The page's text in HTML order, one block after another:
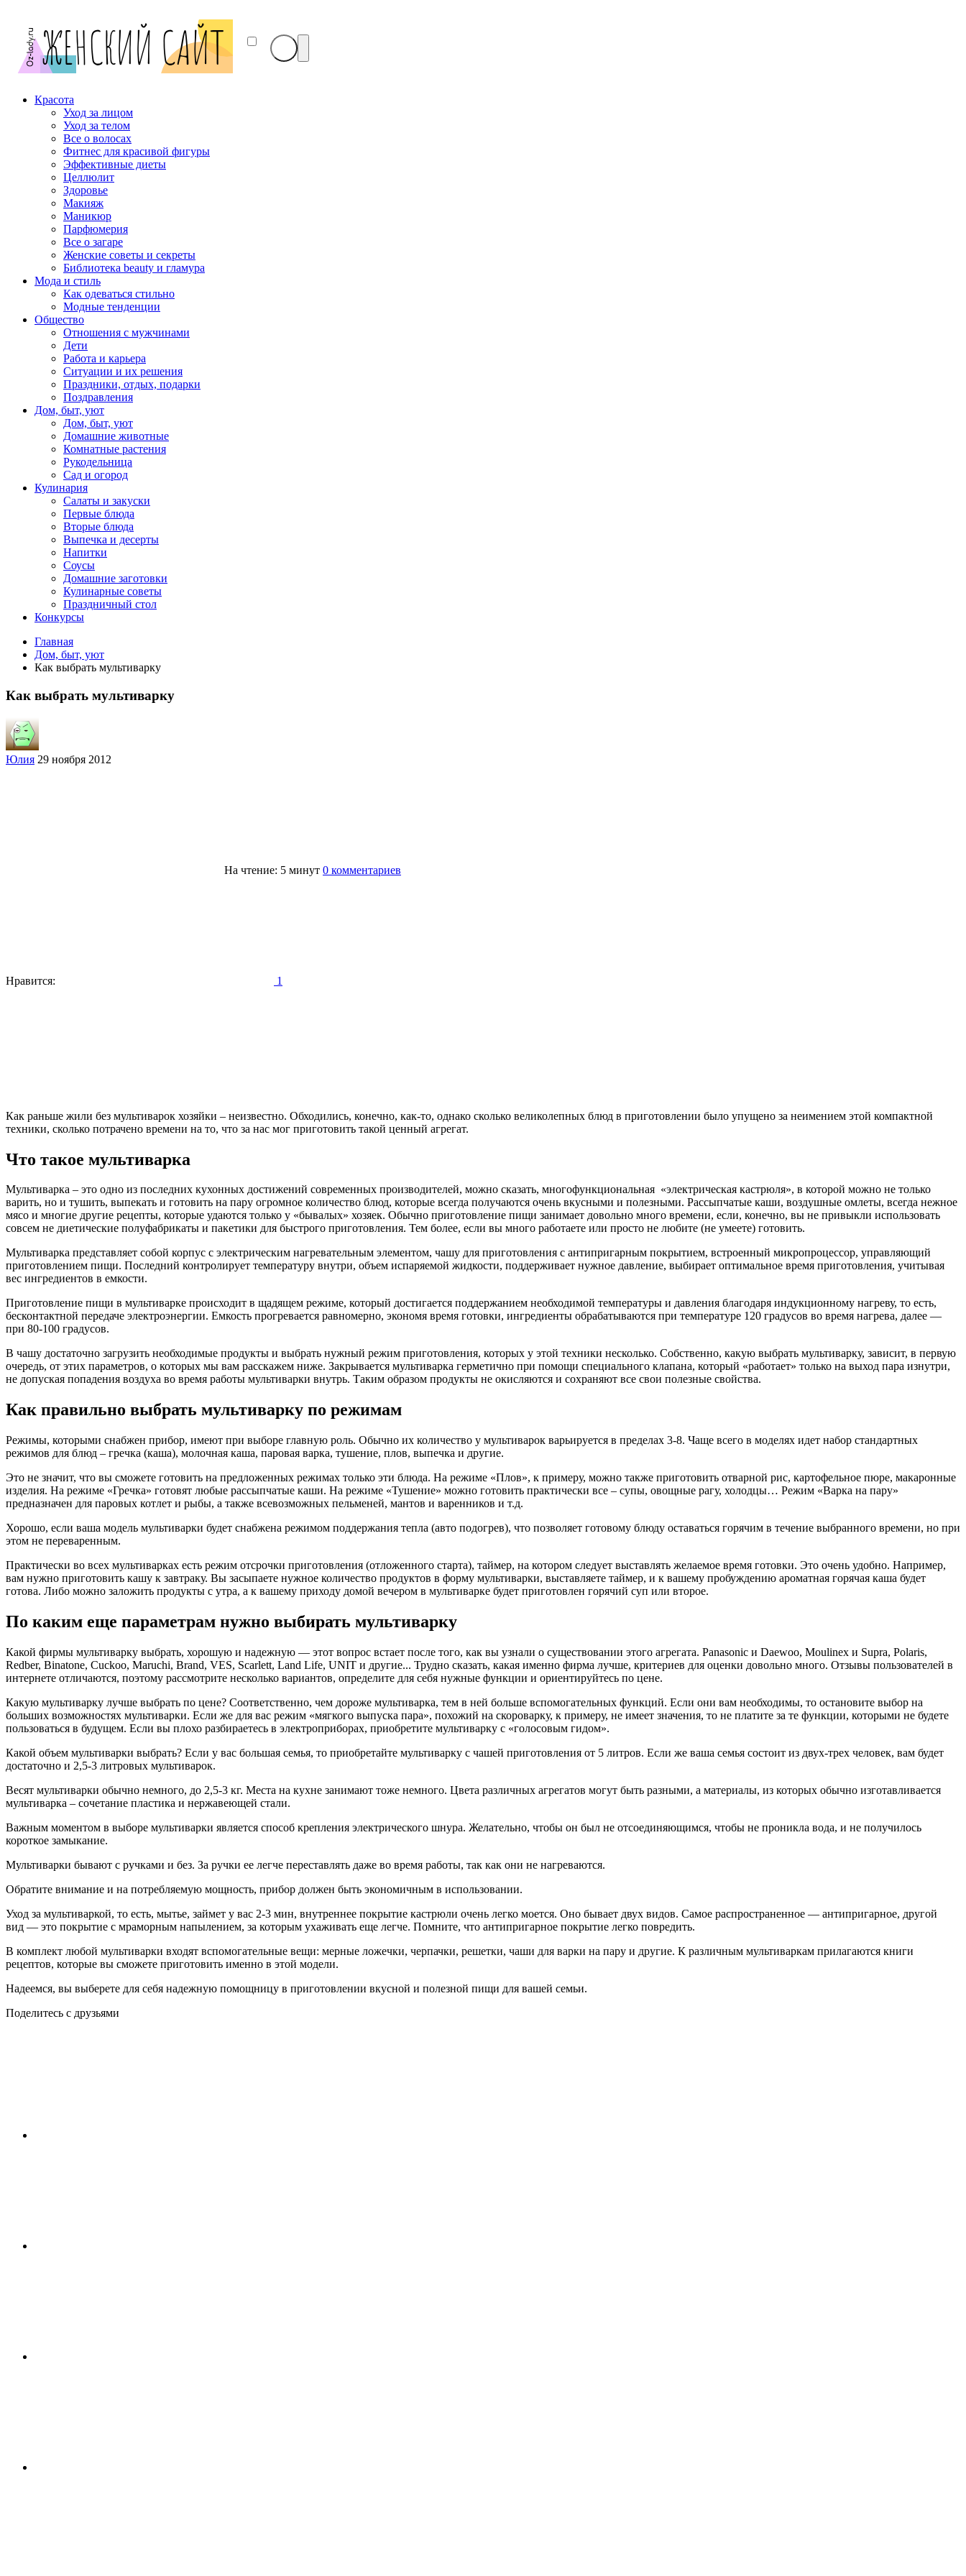
Красота
Уход за лицом
Уход за телом
Все о волосах
Фитнес для красивой фигуры
Эффективные диеты
Целлюлит
Здоровье
Макияж
Маникюр
Парфюмерия
Все о загаре
Женские советы и секреты
Библиотека beauty и гламура
Мода и стиль
Как одеваться стильно
Модные тенденции
Общество
Отношения с мужчинами
Дети
Работа и карьера
Ситуации и их решения
Праздники, отдых, подарки
Поздравления
Дом, быт, уют
Дом, быт, уют
Домашние животные
Комнатные растения
Рукодельница
Сад и огород
Кулинария
Салаты и закуски
Первые блюда
Вторые блюда
Выпечка и десерты
Напитки
Соусы
Домашние заготовки
Кулинарные советы
Праздничный стол
Конкурсы
Главная
Дом, быт, уют
Как выбрать мультиварку
Как выбрать мультиварку
Юлия 29 ноября 2012
На чтение: 5 минут 0 комментариев
Нравится: 1
Как раньше жили без мультиварок хозяйки – неизвестно. Обходились, конечно, как-то, однако сколько великолепных блюд в приготовлении было упущено за неимением этой компактной
техники, сколько потрачено времени на то, что за нас мог приготовить такой ценный агрегат.
Что такое мультиварка
Мультиварка – это одно из последних кухонных достижений современных производителей, можно сказать, многофункциональная «электрическая кастрюля», в которой можно не только
варить, но и тушить, выпекать и готовить на пару огромное количество блюд, которые всегда получаются очень вкусными и полезными. Рассыпчатые каши, воздушные омлеты, всегда нежное
мясо и многие другие рецепты, которые удаются только у «бывалых» хозяек. Обычно приготовление пищи занимает довольно много времени, если, конечно, вы не привыкли использовать
совсем не диетические полуфабрикаты и пакетики для быстрого приготовления. Тем более, если вы много работаете или просто не любите (не умеете) готовить.
Мультиварка представляет собой корпус с электрическим нагревательным элементом, чашу для приготовления с антипригарным покрытием, встроенный микропроцессор, управляющий
приготовлением пищи. Последний контролирует температуру внутри, объем испаряемой жидкости, поддерживает нужное давление, выбирает оптимальное время приготовления, учитывая
вес ингредиентов в емкости.
Приготовление пищи в мультиварке происходит в щадящем режиме, который достигается поддержанием необходимой температуры и давления благодаря индукционному нагреву, то есть,
бесконтактной передаче электроэнергии. Емкость прогревается равномерно, экономя время готовки, ингредиенты обрабатываются при температуре 120 градусов во время нагрева, далее —
при 80-100 градусов.
В чашу достаточно загрузить необходимые продукты и выбрать нужный режим приготовления, которых у этой техники несколько. Собственно, какую выбрать мультиварку, зависит, в первую
очередь, от этих параметров, о которых мы вам расскажем ниже. Закрывается мультиварка герметично при помощи специального клапана, который «работает» только на выход пара изнутри,
не допуская попадения воздуха во время работы мультиварки внутрь. Таким образом продукты не окисляются и сохраняют все свои полезные свойства.
Как правильно выбрать мультиварку по режимам
Режимы, которыми снабжен прибор, имеют при выборе главную роль. Обычно их количество у мультиварок варьируется в пределах 3-8. Чаще всего в моделях идет набор стандартных
режимов для блюд – гречка (каша), молочная каша, паровая варка, тушение, плов, выпечка и другие.
Это не значит, что вы сможете готовить на предложенных режимах только эти блюда. На режиме «Плов», к примеру, можно также приготовить отварной рис, картофельное пюре, макаронные
изделия. На режиме «Гречка» готовят любые рассыпчатые каши. На режиме «Тушение» можно готовить практически все – супы, овощные рагу, холодцы… Режим «Варка на пару»
предназначен для паровых котлет и рыбы, а также всевозможных пельменей, мантов и варенников и т.д.
Хорошо, если ваша модель мультиварки будет снабжена режимом поддержания тепла (авто подогрев), что позволяет готовому блюду оставаться горячим в течение выбранного времени, но при
этом не переваренным.
Практически во всех мультиварках есть режим отсрочки приготовления (отложенного старта), таймер, на котором следует выставлять желаемое время готовки. Это очень удобно. Например,
вам нужно приготовить кашу к завтраку. Вы засыпаете нужное количество продуктов в форму мультиварки, выставляете таймер, и к вашему пробуждению ароматная горячая каша будет
готова. Либо можно заложить продукты с утра, а к вашему приходу домой вечером в мультиварке будет приготовлен горячий суп или второе.
По каким еще параметрам нужно выбирать мультиварку
Какой фирмы мультиварку выбрать, хорошую и надежную — этот вопрос встает после того, как вы узнали о существовании этого агрегата. Panasonic и Daewoo, Moulinex и Supra, Polaris,
Redber, Binatone, Cuckoo, Maruchi, Brand, VES, Scarlett, Land Life, UNIT и другие... Трудно сказать, какая именно фирма лучше, критериев для оценки довольно много. Отзывы пользователей в
интернете отличаются, поэтому рассмотрите несколько вариантов, определите для себя нужные функции и ориентируйтесь по цене.
Какую мультиварку лучше выбрать по цене? Соответственно, чем дороже мультиварка, тем в ней больше вспомогательных функций. Если они вам необходимы, то остановите выбор на
больших возможностях мультиварки. Если же для вас режим «мягкого выпуска пара», похожий на скороварку, к примеру, не имеет значения, то не платите за те функции, которыми не будете
пользоваться в будущем. Если вы плохо разбираетесь в электроприборах, приобретите мультиварку с «голосовым гидом».
Какой объем мультиварки выбрать? Если у вас большая семья, то приобретайте мультиварку с чашей приготовления от 5 литров. Если же ваша семья состоит из двух-трех человек, вам будет
достаточно и 2,5-3 литровых мультиварок.
Весят мультиварки обычно немного, до 2,5-3 кг. Места на кухне занимают тоже немного. Цвета различных агрегатов могут быть разными, а материалы, из которых обычно изготавливается
мультиварка – сочетание пластика и нержавеющей стали.
Важным моментом в выборе мультиварки является способ крепления электрического шнура. Желательно, чтобы он был не отсоединяющимся, чтобы не проникла вода, и не получилось
короткое замыкание.
Мультиварки бывают с ручками и без. За ручки ее легче переставлять даже во время работы, так как они не нагреваются.
Обратите внимание и на потребляемую мощность, прибор должен быть экономичным в использовании.
Уход за мультиваркой, то есть, мытье, займет у вас 2-3 мин, внутреннее покрытие кастрюли очень легко моется. Оно бывает двух видов. Самое распространенное — антипригарное, другой
вид — это покрытие с мраморным напылением, за которым ухаживать еще легче. Помните, что антипригарное покрытие легко повредить.
В комплект любой мультиварки входят вспомогательные вещи: мерные ложечки, черпачки, решетки, чаши для варки на пару и другие. К различным мультиваркам прилагаются книги
рецептов, которые вы сможете приготовить именно в этой модели.
Надеемся, вы выберете для себя надежную помощницу в приготовлении вкусной и полезной пищи для вашей семьи.
Поделитесь с друзьями